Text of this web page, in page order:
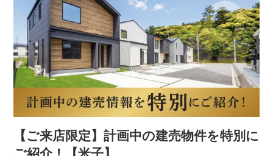
【ご来店限定】計画中の建売物件を特別に
工事現場
モデルハウス
店舗
弊社からのご案内
DM
電話